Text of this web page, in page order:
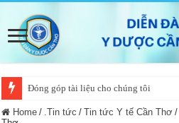
Đóng góp tài liệu cho chúng tôi
Home / .Tin tức / Tin tức Y tế Cần Thơ /